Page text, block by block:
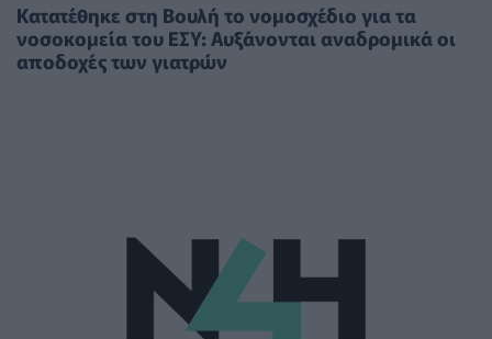
Κατατέθηκε στη Βουλή το νομοσχέδιο για τα
νοσοκομεία του ΕΣΥ: Αυξάνονται αναδρομικά οι
αποδοχές των γιατρών